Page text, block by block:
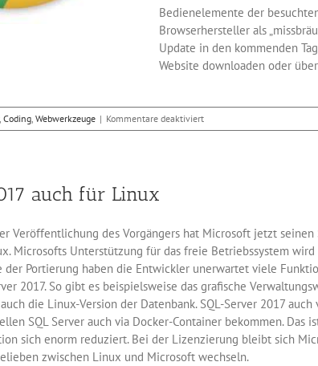
Bedienelemente der
Browserhersteller als
Update in den kommenden
Website downloaden oder
, Coding, Webwerkzeuge | Kommentare deaktiviertfür
Google
auch für Linux
Veröffentlichung des Vorgängers hat Microsoft jetzt
Microsofts Unterstützung für das freie Betriebssystem
der Portierung haben die Entwickler unerwartet viele
2017. So gibt es beispielsweise das grafische
die Linux-Version der Datenbank. SQL-Server 2017
SQL Server auch via Docker-Container bekommen.
sich enorm reduziert. Bei der Lizenzierung bleibt sich
zwischen Linux und Microsoft wechseln.